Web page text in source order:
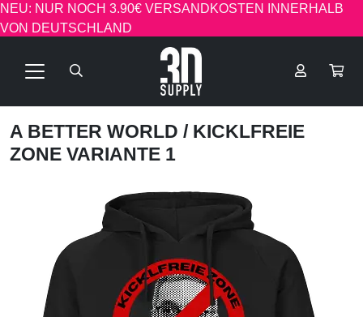
NEU: NUR NOCH 3.90€ VERSANDKOSTEN INNERHALB
VON DEUTSCHLAND
A BETTER WORLD / KICKLFREIE
ZONE VARIANTE 1